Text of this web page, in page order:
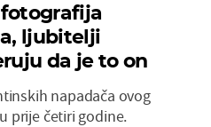
ljubitelji
da je to on
napadača ovog
prije četiri godine.